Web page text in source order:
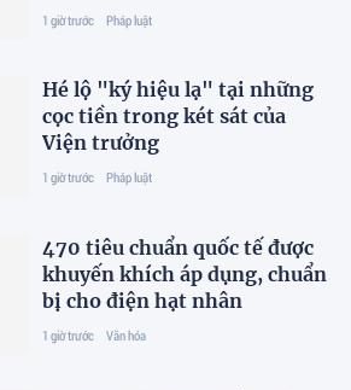
1 giờ trước Pháp luật
Hé lộ "ký hiệu lạ" tại những
cọc tiền trong két sát của
Viện trưởng
1 giờ trước Pháp luật
470 tiêu chuẩn quốc tế được
khuyến khích áp dụng, chuẩn
bị cho điện hạt nhân
1 giờ trước Văn hóa